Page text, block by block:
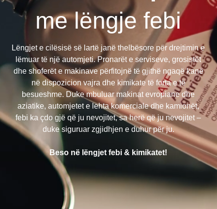
me lëngje febi
Lëngjet e cilësisë së lartë janë thelbësore për drejtimin e
lëmuar të një automjeti. Pronarët e serviseve, grosistët
dhe shoferët e makinave përfitojnë të gjithë ngaqë kanë
në dispozicion vajra dhe kimikate të forta e të
besueshme. Duke mbuluar makinat evropiane dhe
aziatike, automjetet e lehta komerciale dhe kamionët,
febi ka çdo gjë që ju nevojitet, sa herë që ju nevojitet –
duke siguruar zgjidhjen e duhur për ju.
Beso në lëngjet febi & kimikatet!